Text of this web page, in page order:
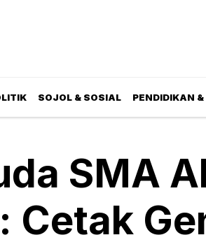
SOJOL & SOSIAL PENDIDIKAN &
SMA
Cetak